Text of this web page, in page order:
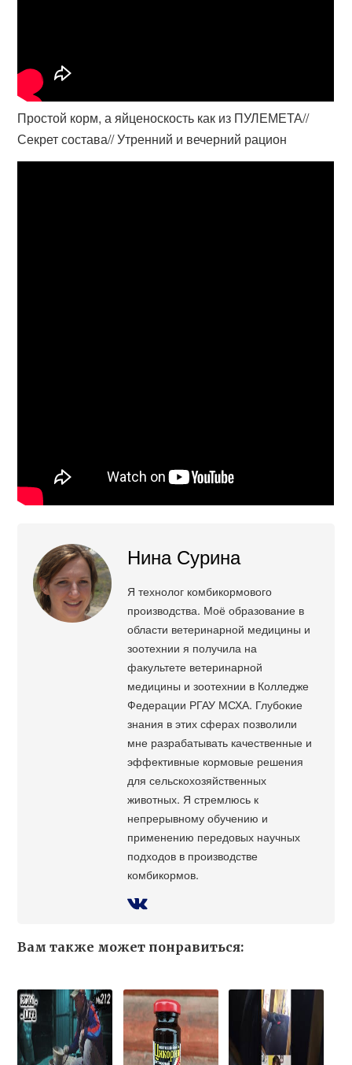
Простой корм, а яйценоскость как из ПУЛЕМЕТА//
Секрет состава// Утренний и вечерний рацион
Нина Сурина
Я технолог комбикормового
производства. Моё образование в
области ветеринарной медицины и
зоотехнии я получила на
факультете ветеринарной
медицины и зоотехнии в Колледже
Федерации РГАУ МСХА. Глубокие
знания в этих сферах позволили
мне разрабатывать качественные и
эффективные кормовые решения
для сельскохозяйственных
животных. Я стремлюсь к
непрерывному обучению и
применению передовых научных
подходов в производстве
комбикормов.
Вам также может понравиться: